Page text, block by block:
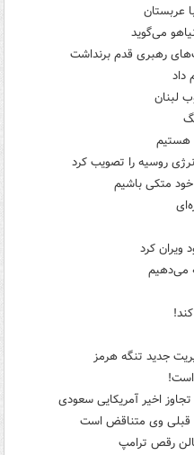
عربستان
می‌گوید
رهبری قدم برنداشت
داد
لبنان
هستیم
روسیه را تصویب کرد
متکی باشیم
ویران کرد
می‌دهیم
جدید تنگه هرمز
است!
اخیر آمریکایی سعودی
قبلی وی متناقض است
رقص ترامپ